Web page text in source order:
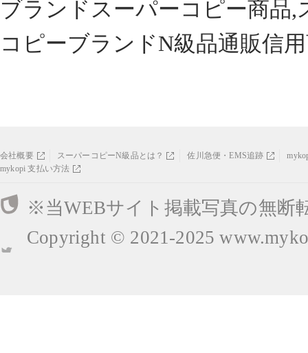
ブランドスーパーコピー商品
コピーブランドN級品通販信
会社概要 スーパーコピーN級品とは？ 佐川急便・EMS追跡
mykopi 支払い方法
※当WEBサイト掲載写真の無断
Copyright © 2021-2025